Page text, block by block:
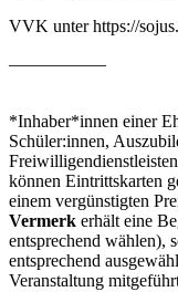
VVK unter https://
–––––––––––
*Inhaber*innen einer
Schüler:innen,
können Eintrittskarten
einem vergünstigten
Vermerk erhält eine
entsprechend wählen),
entsprechend
Veranstaltung